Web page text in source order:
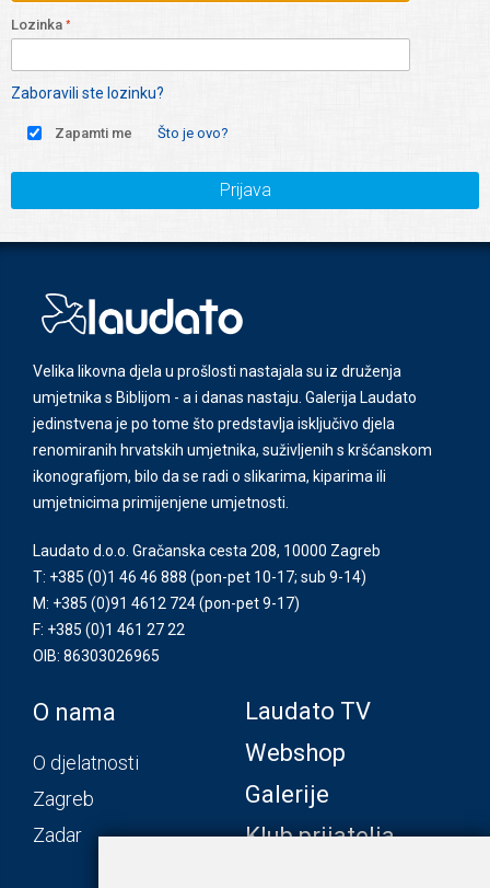
Lozinka
Zaboravili ste lozinku?
Zapamti me Što je ovo?
Prijava
Velika likovna djela u prošlosti nastajala su iz druženja
umjetnika s Biblijom - a i danas nastaju. Galerija Laudato
jedinstvena je po tome što predstavlja isključivo djela
renomiranih hrvatskih umjetnika, suživljenih s kršćanskom
ikonografijom, bilo da se radi o slikarima, kiparima ili
umjetnicima primijenjene umjetnosti.
Laudato d.o.o. Gračanska cesta 208, 10000 Zagreb
T: +385 (0)1 46 46 888 (pon-pet 10-17; sub 9-14)
M: +385 (0)91 4612 724(pon-pet 9-17)
F: +385 (0)1 461 27 22
OIB: 86303026965
O nama
O djelatnosti
Zagreb
Zadar
Laudato TV
Webshop
Galerije
Klub prijatelja